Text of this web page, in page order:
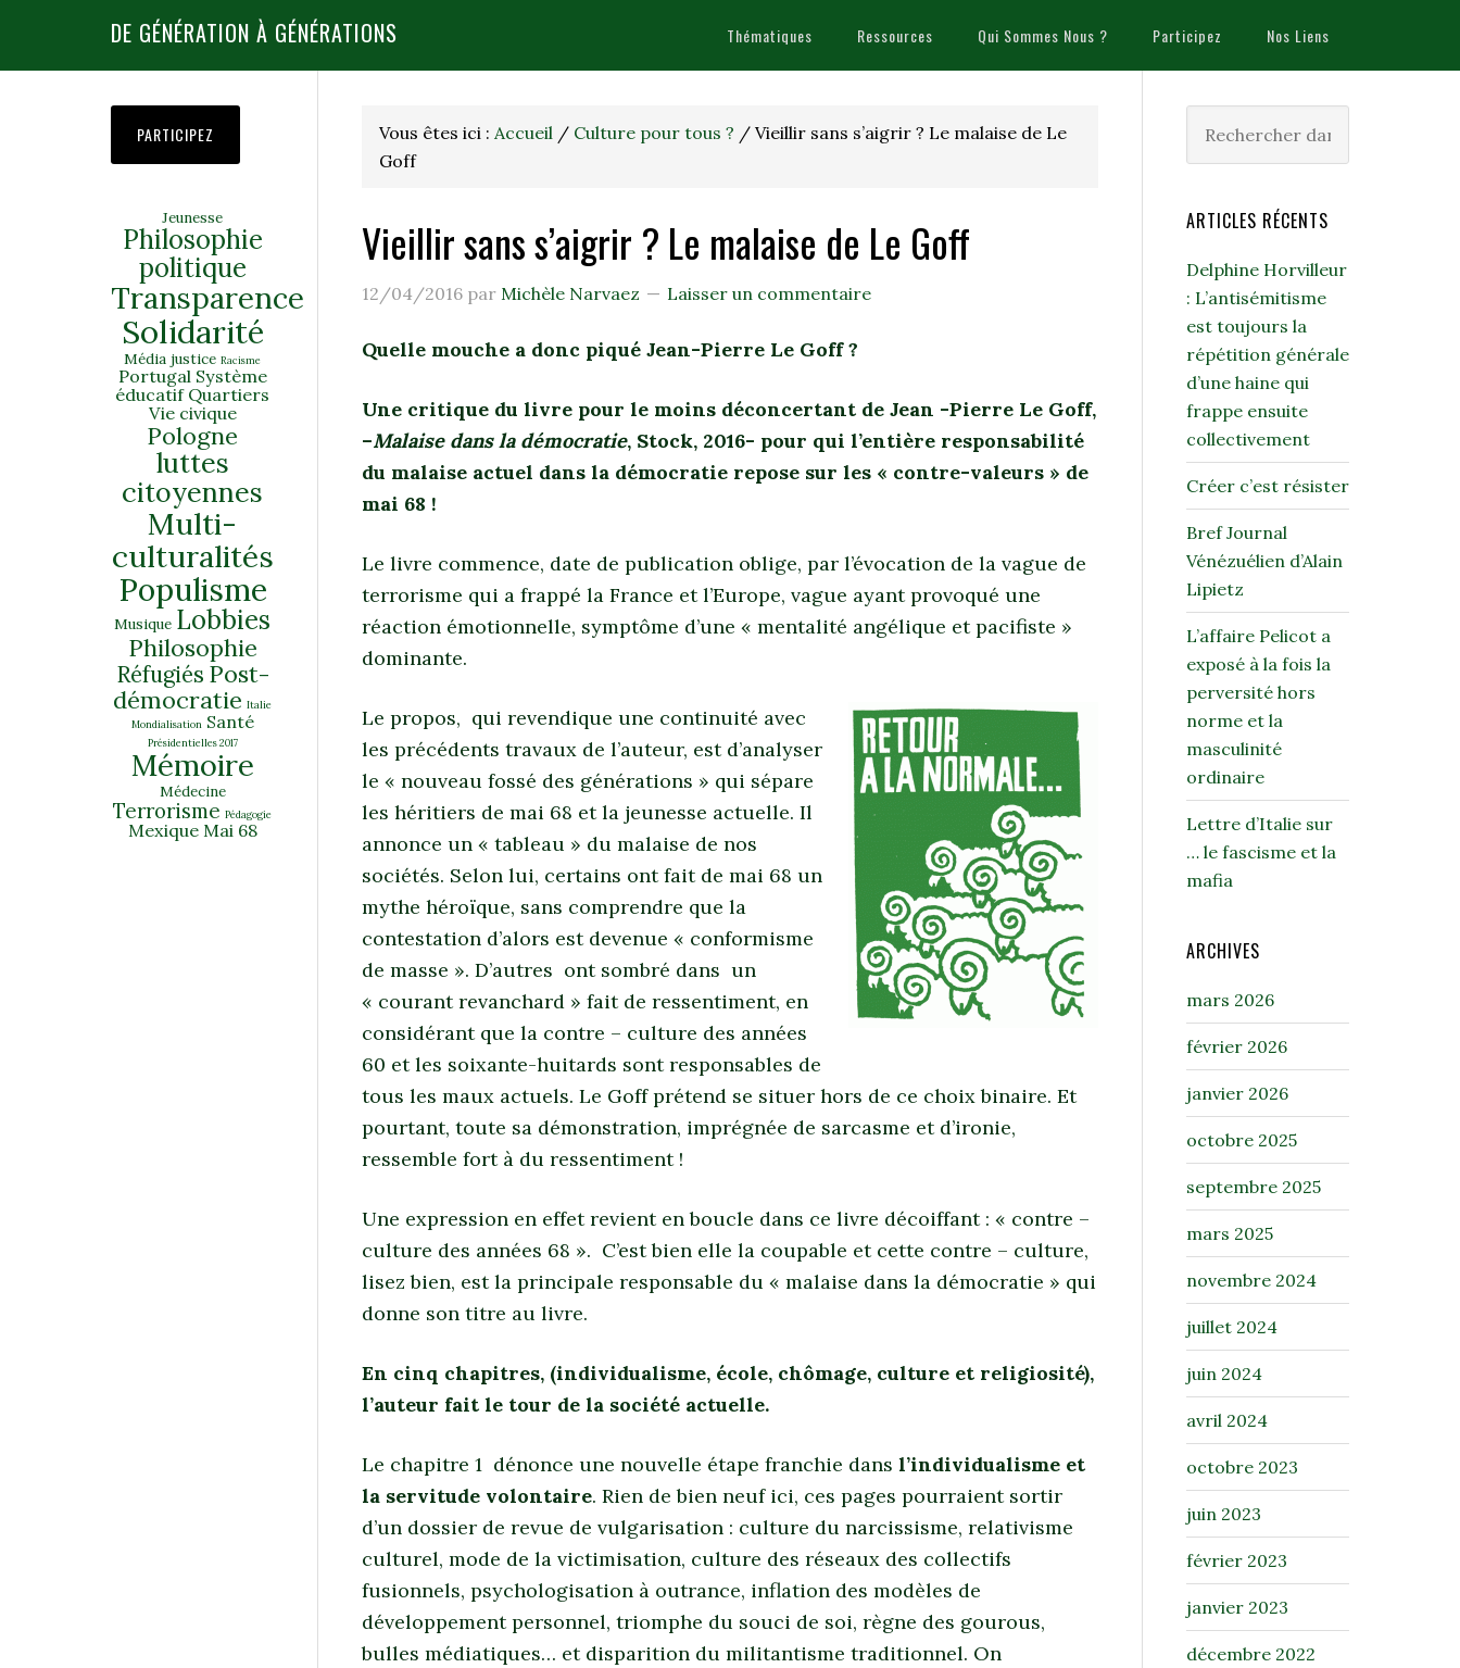
DE GÉNÉRATION À GÉNÉRATIONS Thématiques Ressources Qui Sommes Nous ? Participez Nos Liens
Vous êtes ici : Accueil / Culture pour tous ? / Vieillir sans s’aigrir ? Le malaise de Le
Goff
Vieillir sans s’aigrir ? Le malaise de Le Goff
12/04/2016 par Michèle Narvaez Laisser un commentaire
Quelle mouche a donc piqué Jean-Pierre Le Goff ?
Une critique du livre pour le moins déconcertant de Jean -Pierre Le Goff,
–Malaise dans la démocratie, Stock, 2016- pour qui l’entière responsabilité
du malaise actuel dans la démocratie repose sur les « contre-valeurs » de
mai 68 !
Le livre commence, date de publication oblige, par l’évocation de la vague de
terrorisme qui a frappé la France et l’Europe, vague ayant provoqué une
réaction émotionnelle, symptôme d’une « mentalité angélique et pacifiste »
dominante.
Le propos, qui revendique une continuité avec
les précédents travaux de l’auteur, est d’analyser
le « nouveau fossé des générations » qui sépare
les héritiers de mai 68 et la jeunesse actuelle. Il
annonce un « tableau » du malaise de nos
sociétés. Selon lui, certains ont fait de mai 68 un
mythe héroïque, sans comprendre que la
contestation d’alors est devenue « conformisme
de masse ». D’autres ont sombré dans un
« courant revanchard » fait de ressentiment, en
considérant que la contre – culture des années
60 et les soixante-huitards sont responsables de
tous les maux actuels. Le Goff prétend se situer hors de ce choix binaire. Et
pourtant, toute sa démonstration, imprégnée de sarcasme et d’ironie,
ressemble fort à du ressentiment !
Une expression en effet revient en boucle dans ce livre décoiffant : « contre –
culture des années 68 ». C’est bien elle la coupable et cette contre – culture,
lisez bien, est la principale responsable du « malaise dans la démocratie » qui
donne son titre au livre.
En cinq chapitres, (individualisme, école, chômage, culture et religiosité),
l’auteur fait le tour de la société actuelle.
Le chapitre 1 dénonce une nouvelle étape franchie dans l’individualisme et
la servitude volontaire. Rien de bien neuf ici, ces pages pourraient sortir
d’un dossier de revue de vulgarisation : culture du narcissisme, relativisme
culturel, mode de la victimisation, culture des réseaux des collectifs
fusionnels, psychologisation à outrance, inflation des modèles de
développement personnel, triomphe du souci de soi, règne des gourous,
bulles médiatiques… et disparition du militantisme traditionnel. On
ARTICLES RÉCENTS
Delphine Horvilleur
: L’antisémitisme
est toujours la
répétition générale
d’une haine qui
frappe ensuite
collectivement
Créer c’est résister
Bref Journal
Vénézuélien d’Alain
Lipietz
L’affaire Pelicot a
exposé à la fois la
perversité hors
norme et la
masculinité
ordinaire
Lettre d’Italie sur
… le fascisme et la
mafia
ARCHIVES
mars 2026
février 2026
janvier 2026
octobre 2025
septembre 2025
mars 2025
novembre 2024
juillet 2024
juin 2024
avril 2024
octobre 2023
juin 2023
février 2023
janvier 2023
décembre 2022
PARTICIPEZ
Jeunesse
Philosophie
politique
Transparence
Solidarité
Média justice Racisme
Portugal Système
éducatif Quartiers
Vie civique
Pologne
luttes
citoyennes
Multi-
culturalités
Populisme
Musique Lobbies
Philosophie
Réfugiés Post-
démocratie Italie
Mondialisation Santé
Présidentielles 2017
Mémoire
Médecine
Terrorisme Pédagogie
Mexique Mai 68